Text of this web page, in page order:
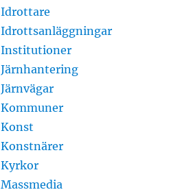
Idrottare
Idrottsanläggningar
Institutioner
Järnhantering
Järnvägar
Kommuner
Konst
Konstnärer
Kyrkor
Massmedia